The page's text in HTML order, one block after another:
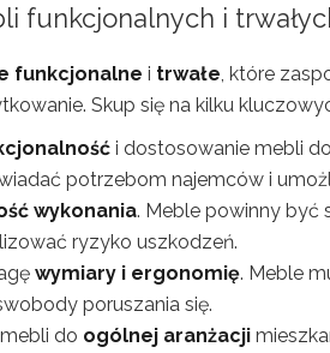
funkcjonalnych i
funkcjonalne i trwałe , które
Skup się na kilku
i dostosowanie mebli
potrzebom najemców i
wykonania. Meble powinny być
ryzyko uszkodzeń.
wymiary i ergonomię. Meble
poruszania się.
do ogólnej aranżacji